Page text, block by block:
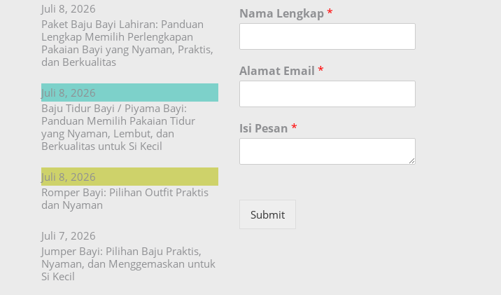
Juli 8, 2026
Paket Baju Bayi Lahiran: Panduan
Lengkap Memilih Perlengkapan
Pakaian Bayi yang Nyaman, Praktis,
dan Berkualitas
Juli 8, 2026
Baju Tidur Bayi / Piyama Bayi:
Panduan Memilih Pakaian Tidur
yang Nyaman, Lembut, dan
Berkualitas untuk Si Kecil
Juli 8, 2026
Romper Bayi: Pilihan Outfit Praktis
dan Nyaman
Juli 7, 2026
Jumper Bayi: Pilihan Baju Praktis,
Nyaman, dan Menggemaskan untuk
Si Kecil
Nama Lengkap*
Alamat Email *
Isi Pesan *
Submit